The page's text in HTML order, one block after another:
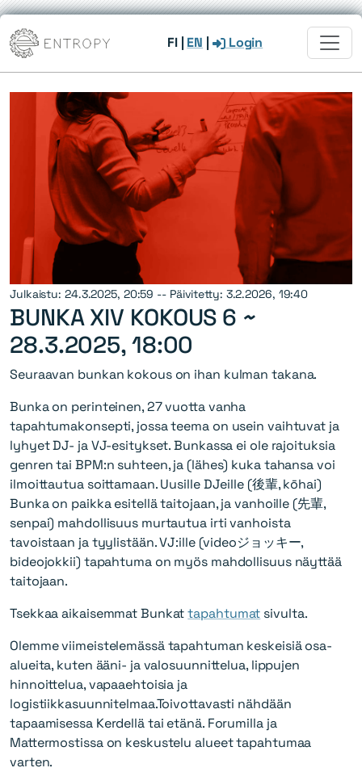
FI| EN | Login
Julkaistu: 24.3.2025, 20:59 -- Päivitetty: 3.2.2026, 19:40
BUNKA XIV KOKOUS 6 ~
28.3.2025, 18:00
Seuraavan bunkan kokous on ihan kulman takana.
Bunka on perinteinen, 27 vuotta vanha
tapahtumakonsepti, jossa teema on usein vaihtuvat ja
lyhyet DJ- ja VJ-esitykset. Bunkassa ei ole rajoituksia
genren tai BPM:n suhteen, ja (lähes) kuka tahansa voi
ilmoittautua soittamaan. Uusille DJeille (後輩, kōhai)
Bunka on paikka esitellä taitojaan, ja vanhoille (先輩,
senpai) mahdollisuus murtautua irti vanhoista
tavoistaan ja tyylistään. VJ:ille (videoジョッキー,
bideojokkii) tapahtuma on myös mahdollisuus näyttää
taitojaan.
Tsekkaa aikaisemmat Bunkattapahtumat sivulta.
Olemme viimeistelemässä tapahtuman keskeisiä osa-
alueita, kuten ääni- ja valosuunnittelua, lippujen
hinnoittelua, vapaaehtoisia ja
logistiikkasuunnitelmaa.Toivottavasti nähdään
tapaamisessa Kerdellä tai etänä. Forumilla ja
Mattermostissa on keskustelu alueet tapahtumaa
varten.